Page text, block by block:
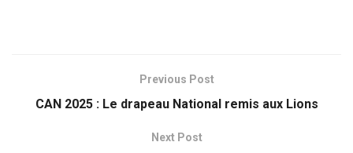
Previous Post
CAN 2025 : Le drapeau National remis aux Lions
Next Post